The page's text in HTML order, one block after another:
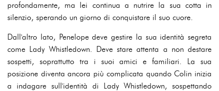
profondamente, ma lei continua a nutrire la sua cotta in
silenzio, sperando un giorno di conquistare il suo cuore.
Dall'altro lato, Penelope deve gestire la sua identità segreta
come Lady Whistledown. Deve stare attenta a non destare
sospetti, soprattutto tra i suoi amici e familiari. La sua
posizione diventa ancora più complicata quando Colin inizia
a indagare sull'identità di Lady Whistledown, sospettando